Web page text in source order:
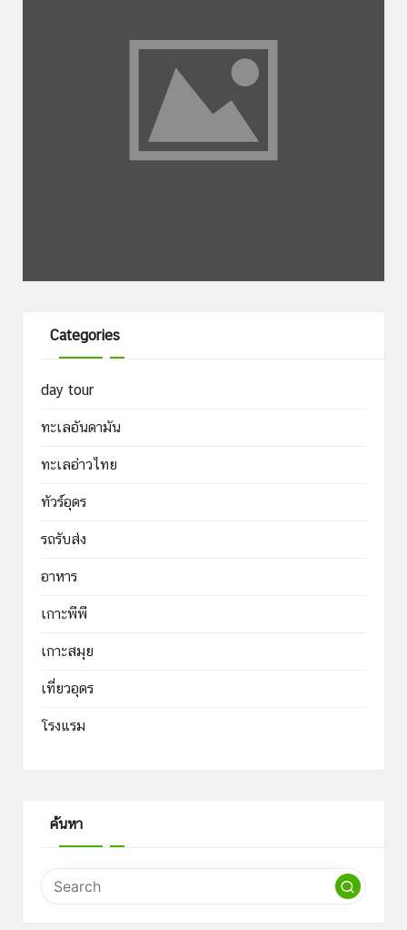
Categories
day tour
ทะเลอันดามัน
ทะเลอ่าวไทย
ทัวร์อุดร
รถรับส่ง
อาหาร
เกาะพีพี
เกาะสมุย
เที่ยวอุดร
โรงแรม
ค้นหา